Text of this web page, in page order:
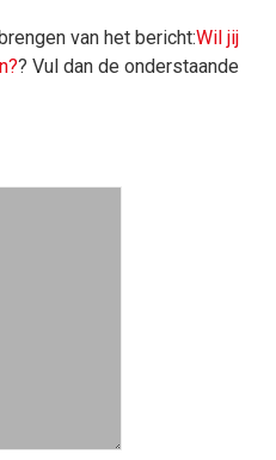
van het bericht:Wil jij
? Vul dan de onderstaande